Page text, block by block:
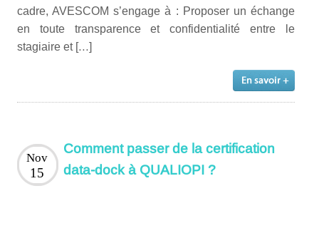
cadre, AVESCOM s’engage à : Proposer un échange
en toute transparence et confidentialité entre le
stagiaire et […]
Comment passer de la certification
data-dock à QUALIOPI ?
Nov
15